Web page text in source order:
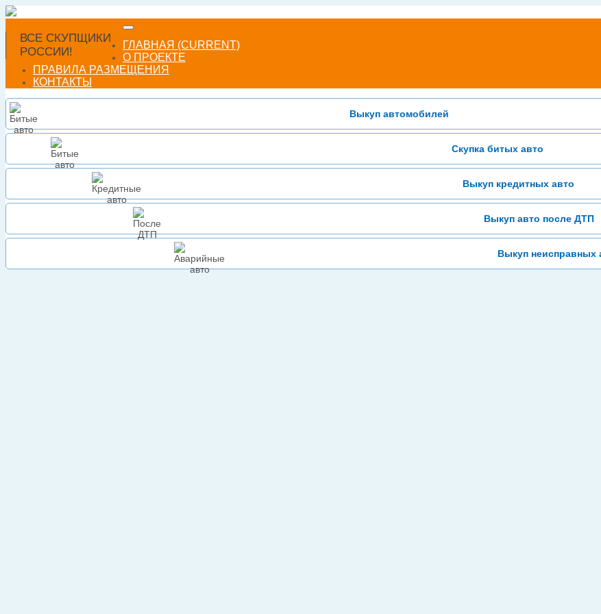
ВСЕ СКУПЩИКИ
РОССИИ!
ГЛАВНАЯ (CURRENT)
О ПРОЕКТЕ
ПРАВИЛА РАЗМЕЩЕНИЯ
КОНТАКТЫ
Выкуп автомобилей
Скупка битых авто
Выкуп кредитных авто
Выкуп авто после ДТП
Выкуп неисправных